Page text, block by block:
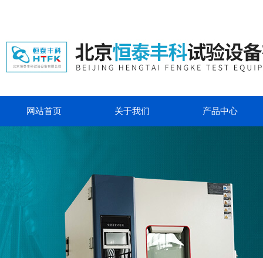
网站首页 关于我们 产品中心